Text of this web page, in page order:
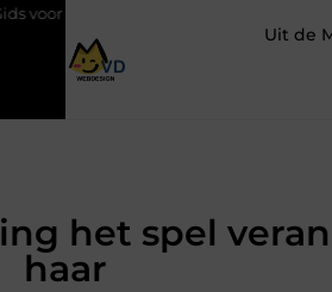
in Purmerend
Uit de
het spel
haar